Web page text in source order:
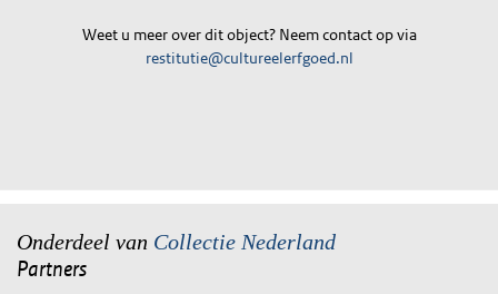
Weet u meer over dit object? Neem contact op via
restitutie@cultureelerfgoed.nl
Onderdeel van Collectie Nederland
Partners